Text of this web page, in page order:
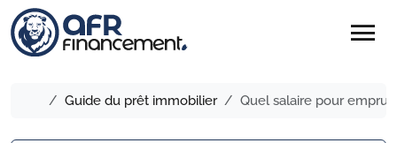
menu
Accueil
Guide du prêt immobilier Quel salaire pour